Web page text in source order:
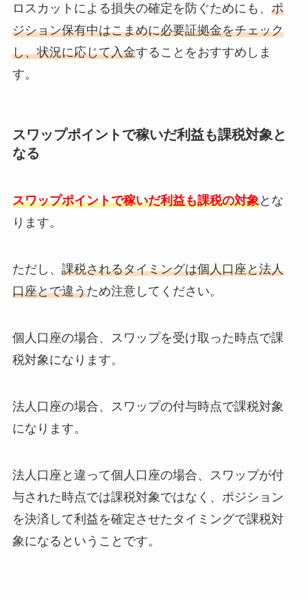
ロスカットによる損失の確定を防ぐためにも、 ポ
ジション保有中はこまめに必要証拠金をチェック
し、状況に応じて入金することをおすすめしま
す。
スワップポイントで稼いだ利益も課税対象と
なる
スワップポイントで稼いだ利益も課税の対象とな
ります。
ただし、 課税されるタイミングは個人口座と法人
口座とで違うため注意してください。
個人口座の場合、スワップを受け取った時点で課
税対象になります。
法人口座の場合、スワップの付与時点で課税対象
になります。
法人口座と違って個人口座の場合、スワップが付
与された時点では課税対象ではなく、ポジション
を決済して利益を確定させたタイミングで課税対
象になるということです。